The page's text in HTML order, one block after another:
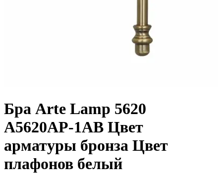
Бра Arte Lamp 5620
A5620AP-1AB Цвет
арматуры бронза Цвет
плафонов белый